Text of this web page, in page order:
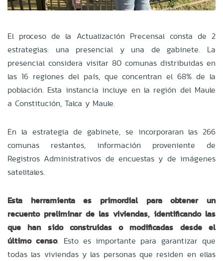
El proceso de la Actualización Precensal consta de 2
estrategias: una presencial y una de gabinete. La
presencial considera visitar 80 comunas distribuidas en
las 16 regiones del país, que concentran el 68% de la
población. Esta instancia incluye en la región del Maule
a Constitución, Talca y Maule.
En la estrategia de gabinete, se incorporaran las 266
comunas restantes, información proveniente de
Registros Administrativos de encuestas y de imágenes
satelitales.
Esta herramienta es primordial para obtener un
recuento preliminar de las viviendas, identificando las
que han sido construidas o modificadas desde el
último censo. Esto es importante para garantizar que
todas las viviendas y las personas que residen en ellas